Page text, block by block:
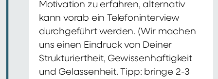
Motivation zu erfahren, alternativ
kann vorab ein Telefoninterview
durchgeführt werden. (Wir machen
uns einen Eindruck von Deiner
Strukturiertheit, Gewissenhaftigkeit
und Gelassenheit. Tipp: bringe 2-3